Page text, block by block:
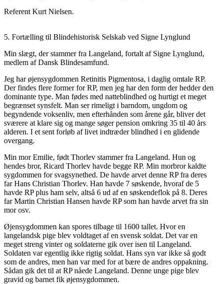
Referent Kurt Nielsen.
5. Fortælling til Blindehistorisk Selskab ved Signe Lynglund
Min slægt, der stammer fra Langeland, fortalt af Signe Lynglund,
medlem af Dansk Blindesamfund.
Jeg har øjensygdommen Retinitis Pigmentosa, i daglig omtale RP.
Der findes flere former for RP, men jeg har den form der hedder den
dominante type. Man fødes med natteblindhed og hurtigt et meget
begrænset synsfelt. Man ser rimeligt i barndom, ungdom og
begyndende voksenliv, men efterhånden som årene går, bliver det
sværere at klare sig og mange søger pension omkring 35 til 40 års
alderen. I et sent forløb af livet indtræder blindhed i en glidende
overgang.
Min mor Emilie, født Thorlev stammer fra Langeland. Hun og
hendes bror, Ricard Thorlev havde begge RP. Min morbror kaldte
sygdommen for svagsynethed. De havde arvet denne RP fra deres
far Hans Christian Thorlev. Han havde 7 søskende, hvoraf de 5
havde RP plus ham selv, altså 6 ud af en søskendeflok på 8. Deres
far Martin Christian Hansen havde RP som han havde arvet fra sin
mor osv.
Øjensygdommen kan spores tilbage til 1600 tallet. Hvor en
langelandsk pige blev voldtaget af en svensk soldat. Det var en
meget streng vinter og soldaterne gik over isen til Langeland.
Soldaten var egentlig ikke rigtig soldat. Hans syn var ikke så godt
som de andres, men han var med for at bære de andres oppakning.
Sådan gik det til at RP nåede Langeland. Denne unge pige blev
gravid og barnet fik øjensygdommen.